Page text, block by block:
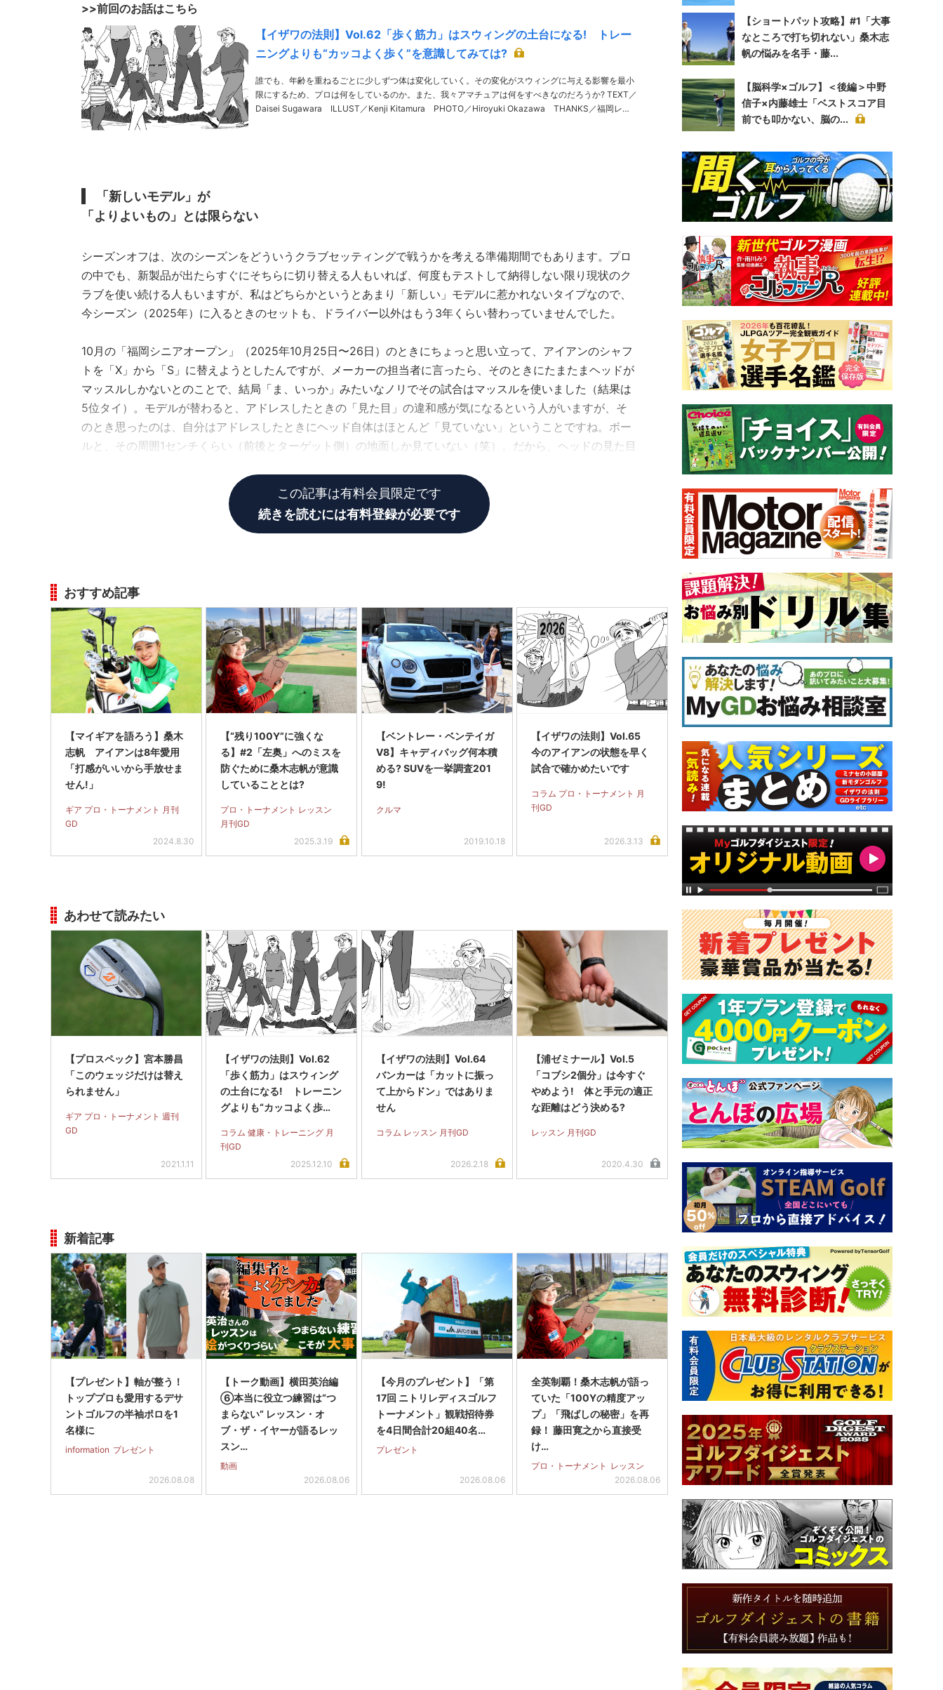
>>前回のお話はこちら
【イザワの法則】Vol.62「歩く筋力」はスウィングの土台になる! トレー
ニングよりも“カッコよく歩く”を意識してみては?
誰でも、年齢を重ねるごとに少しずつ体は変化していく。その変化がスウィングに与える影響を最小
限にするため、プロは何をしているのか。また、我々アマチュアは何をすべきなのだろうか? TEXT／
Daisei Sugawara ILLUST／Kenji Kitamura PHOTO／Hiroyuki Okazawa THANKS／福岡レイ
「新しいモデル」が
「よりよいもの」とは限らない
シーズンオフは、次のシーズンをどういうクラブセッティングで戦うかを考える準備期間でもあります。プロ
の中でも、新製品が出たらすぐにそちらに切り替える人もいれば、何度もテストして納得しない限り現状のク
ラブを使い続ける人もいますが、私はどちらかというとあまり「新しい」モデルに惹かれないタイプなので、
今シーズン（2025年）に入るときのセットも、ドライバー以外はもう3年くらい替わっていませんでした。
10月の「福岡シニアオープン」（2025年10月25日〜26日）のときにちょっと思い立って、アイアンのシャフ
トを「X」から「S」に替えようとしたんですが、メーカーの担当者に言ったら、そのときにたまたまヘッドが
マッスルしかないとのことで、結局「ま、いっか」みたいなノリでその試合はマッスルを使いました（結果は
5位タイ）。モデルが替わると、アドレスしたときの「見た目」の違和感が気になるという人がいますが、そ
のとき思ったのは、自分はアドレスしたときにヘッド自体はほとんど「見ていない」ということですね。ボー
ルと、その周囲1センチくらい（前後とターゲット側）の地面しか見ていない（笑）。だから、ヘッドの見た目
この記事は有料会員限定です
続きを読むには有料登録が必要です
おすすめ記事
【マイギアを語ろう】桑木
志帆 アイアンは8年愛用
「打感がいいから手放せま
せん!」
ギア プロ・トーナメント 月刊
GD
2024.8.30
【“残り100Y”に強くな
る】#2「左奥」へのミスを
防ぐために桑木志帆が意識
していることとは?
プロ・トーナメント レッスン
月刊GD
2025.3.19
【ベントレー・ベンテイガ
V8】キャディバッグ何本積
める? SUVを一挙調査201
9!
クルマ
2019.10.18
【イザワの法則】Vol.65
今のアイアンの状態を早く
試合で確かめたいです
コラム プロ・トーナメント 月
刊GD
2026.3.13
あわせて読みたい
【プロスペック】宮本勝昌
「このウェッジだけは替え
られません」
ギア プロ・トーナメント 週刊
GD
2021.1.11
【イザワの法則】Vol.62
「歩く筋力」はスウィング
の土台になる! トレーニン
グよりも“カッコよく歩
コラム 健康・トレーニング 月
刊GD
2025.12.10
【イザワの法則】Vol.64
バンカーは「カットに振っ
て上からドン」ではありま
せん
コラム レッスン 月刊GD
2026.2.18
【浦ゼミナール】Vol.5
「コブシ2個分」は今すぐ
やめよう! 体と手元の適正
な距離はどう決める?
レッスン 月刊GD
2020.4.30
新着記事
【プレゼント】軸が整う！
トッププロも愛用するデサ
ントゴルフの半袖ポロを1
名様に
information プレゼント
2026.08.08
【トーク動画】横田英治編
⑥本当に役立つ練習は“つ
まらない” レッスン・オ
ブ・ザ・イヤーが語るレッ
スン…
動画
2026.08.06
【今月のプレゼント】「第
17回 ニトリレディスゴルフ
トーナメント」観戦招待券
を4日間合計20組40名…
プレゼント
2026.08.06
全英制覇！桑木志帆が語っ
ていた「100Yの精度アッ
プ」「飛ばしの秘密」を再
録！ 藤田寛之から直接受
け…
プロ・トーナメント レッスン
2026.08.06
【ショートパット攻略】#1「大事
なところで打ち切れない」桑木志
帆の悩みを名手・藤...
【脳科学×ゴルフ】＜後編＞中野
信子×内藤雄士「ベストスコア目
前でも叩かない、脳の...